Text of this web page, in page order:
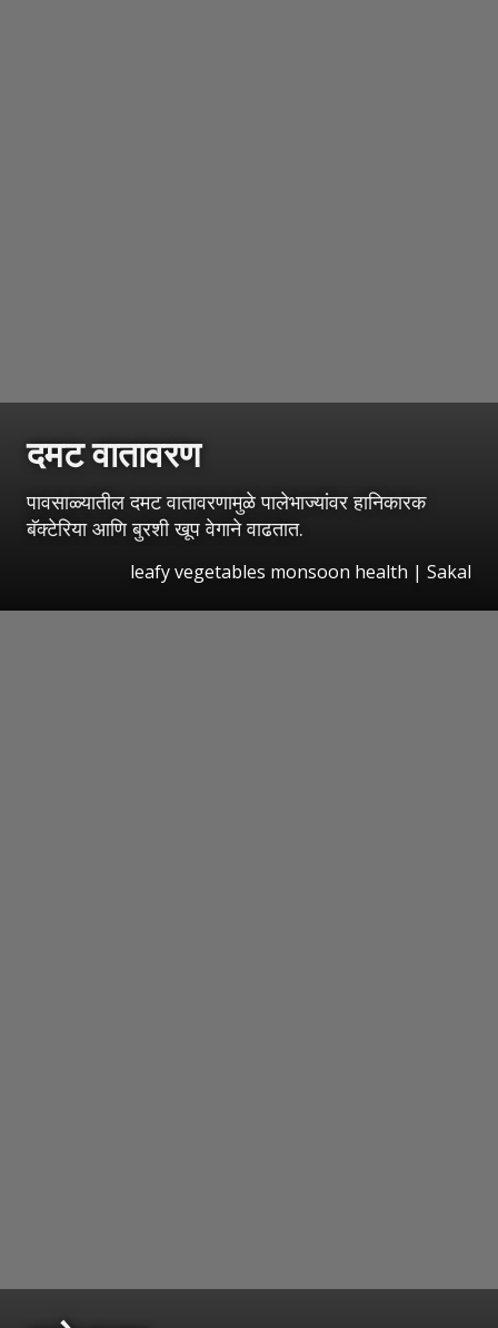
दमट वातावरण
पावसाळ्यातील दमट वातावरणामुळे पालेभाज्यांवर हानिकारक
बॅक्टेरिया आणि बुरशी खूप वेगाने वाढतात.
leafy vegetables monsoon health | Sakal